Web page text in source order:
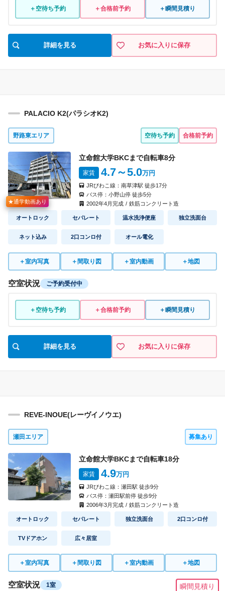
＋空待ち予約 ＋合格前予約 ＋瞬間見積り
詳細を見る お気に入りに保存
PALACIO K2(パラシオK2)
野路東エリア 空待ち予約 合格前予約
★通学動画あり
立命館大学BKCまで自転車8分
家賃 4.7～5.0万円
JRびわこ線： 南草津駅 徒歩17分
バス停： 小野山停徒歩5分
2002年4月完成 / 鉄筋コンクリート造
オートロック セパレート 温水洗浄便座 独立洗面台
ネット込み 2口コンロ付 オール電化
＋室内写真 ＋ 間取り図 ＋室内動画 ＋地図
空室状況 ご予約受付中
＋空待ち予約 ＋合格前予約 ＋瞬間見積り
詳細を見る お気に入りに保存
REVE-INOUE(レーヴイノウエ)
瀬田エリア 募集あり
立命館大学BKCまで自転車18分
家賃 4.9万円
JRびわこ線： 瀬田駅 徒歩9分
バス停： 瀬田駅前停徒歩9分
2006年3月完成 / 鉄筋コンクリート造
オートロック セパレート 独立洗面台 2口コンロ付
TVドアホン 広々居室
＋室内写真 ＋ 間取り図 ＋室内動画 ＋地図
空室状況 1室 瞬間見積り